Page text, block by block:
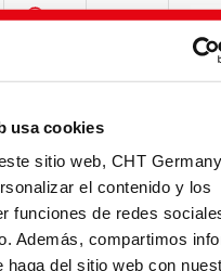
usa cookies
sitio web, CHT
el contenido y los
funciones de redes
Además, compartimos
haga del sitio web con